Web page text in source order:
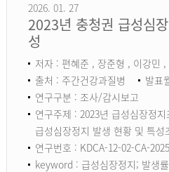
2026. 01. 27
2023년 충청권 급성심
성
저자 : 편혜준 , 장준형 , 이강민
출처 : 주간건강과질병
발표
연구구분 : 조사/감시보고
연구주제 : 2023년 급성심장정
급성심장정지 발생 현황 및 특성
연구번호 : KDCA-12-02-CA-
keyword : 급성심장정지; 발생